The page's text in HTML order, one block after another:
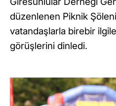
düzenlenen Piknik
vatandaşlarla birebir
görüşlerini dinledi.